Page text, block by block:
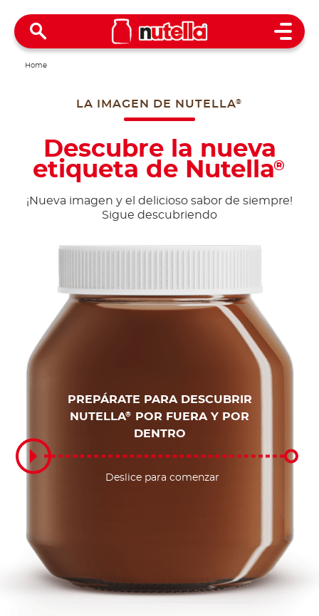
Open
Home
LA IMAGEN DE NUTELLA®
PREPÁRATE PARA DESCUBRIR
NUTELLA®
POR FUERA Y POR
DENTRO
Deslice para comenzar
Deslice para comenzar
Descubre la nueva
etiqueta de Nutella®
¡Nueva imagen y el delicioso sabor de siempre!
Sigue descubriendo